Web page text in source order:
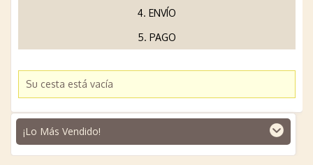
4. ENVÍO
5. PAGO
Su cesta está vacía
¡Lo Más Vendido!